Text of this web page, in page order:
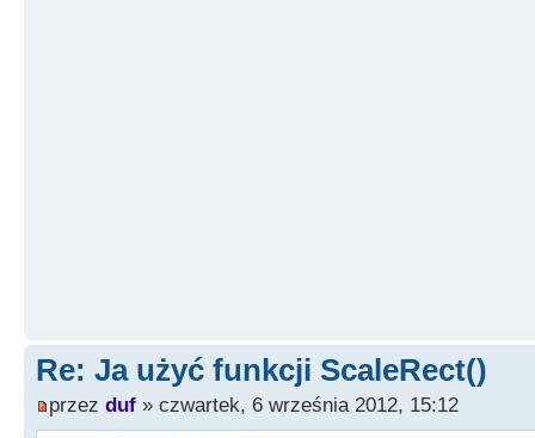
Re: Ja użyć funkcji ScaleRect()
przez duf » czwartek, 6 września 2012, 15:12